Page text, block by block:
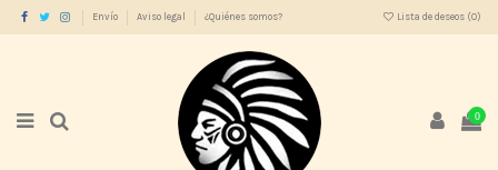
Envío Aviso legal ¿Quiénes somos? Lista de deseos (0)
0